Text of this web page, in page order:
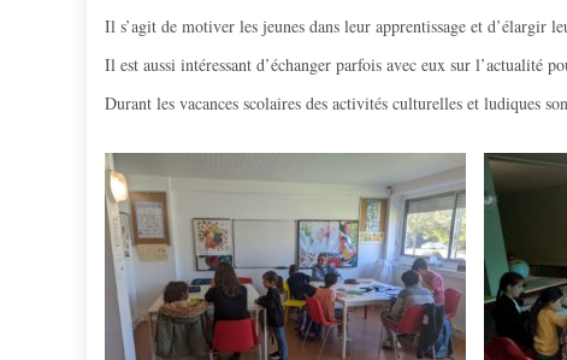
Il s’agit de motiver les jeunes dans leur apprentissage et d’élargir
Il est aussi intéressant d’échanger parfois avec eux sur l’actualité
Durant les vacances scolaires des activités culturelles et ludiques